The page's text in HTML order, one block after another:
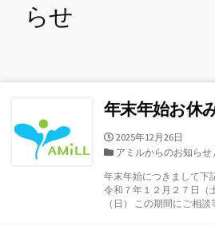
らせ
年末年始お休
公
開
2025年12月26日
カ
ゴ
リ
ー
アミルからのお知らせ
年末年始につきまして下
令和７年１２月２７日（
（日） この期間にご相談